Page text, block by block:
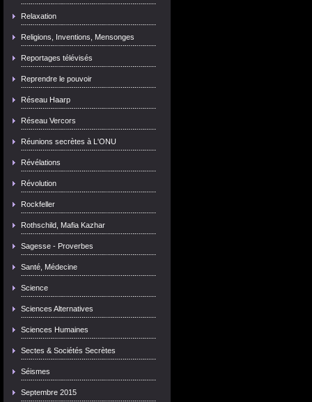
Relaxation
Religions, Inventions, Mensonges
Reportages télévisés
Reprendre le pouvoir
Réseau Haarp
Réseau Vercors
Réunions secrètes à L'ONU
Révélations
Révolution
Rockfeller
Rothschild, Mafia Kazhar
Sagesse - Proverbes
Santé, Médecine
Science
Sciences Alternatives
Sciences Humaines
Sectes & Sociétés Secrètes
Séismes
Septembre 2015